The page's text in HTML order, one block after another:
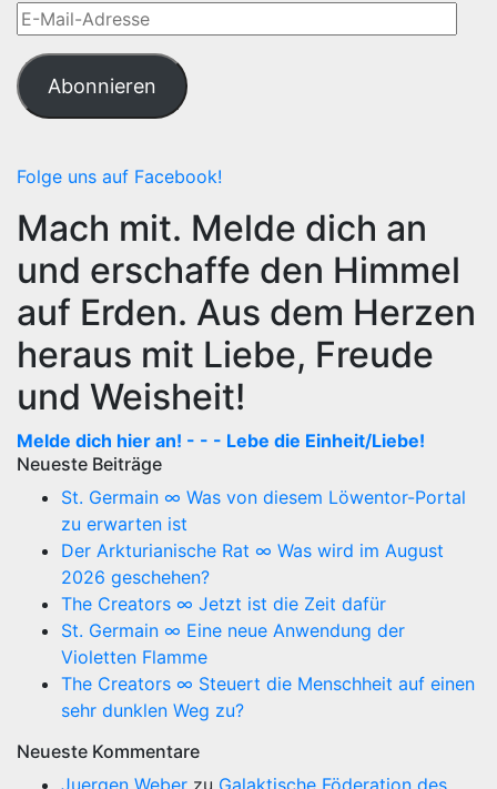
E-
Mail-
Adresse
Abonnieren
Folge uns auf Facebook!
Mach mit. Melde dich an
und erschaffe den Himmel
auf Erden. Aus dem Herzen
heraus mit Liebe, Freude
und Weisheit!
Melde dich hier an! - - - Lebe die Einheit/Liebe!
Neueste Beiträge
St. Germain ∞ Was von diesem Löwentor-Portal
zu erwarten ist
Der Arkturianische Rat ∞ Was wird im August
2026 geschehen?
The Creators ∞ Jetzt ist die Zeit dafür
St. Germain ∞ Eine neue Anwendung der
Violetten Flamme
The Creators ∞ Steuert die Menschheit auf einen
sehr dunklen Weg zu?
Neueste Kommentare
Juergen Weber zu Galaktische Föderation des